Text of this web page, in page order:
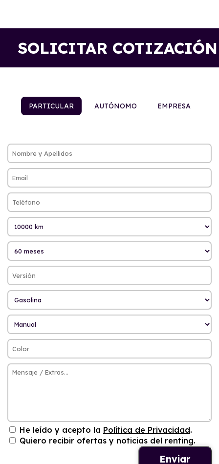
SOLICITAR COTIZACIÓN
PARTICULAR AUTÓNOMO EMPRESA
He leído y acepto la Política de Privacidad.
Quiero recibir ofertas y noticias del renting.